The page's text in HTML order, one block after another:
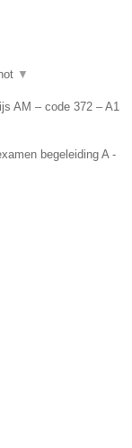
▼
AM – code 372 – A1
begeleiding A -